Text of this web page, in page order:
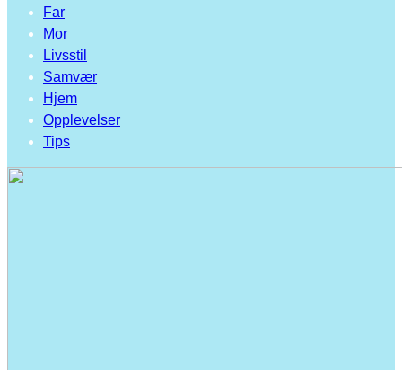
Far
Mor
Livsstil
Samvær
Hjem
Opplevelser
Tips